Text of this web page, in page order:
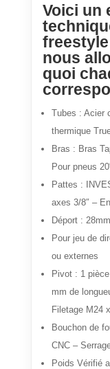
Voici un
nous
quoi
Tubes : Acier
thermique
Bras : Bras
Pour pneus
Pattes :
axes 3/8″ –
Déport :
Pour jeu de
ou externes
Pivot : 1
mm de
Filetage M24
Bouchon de
CNC –
Poids Vérifié